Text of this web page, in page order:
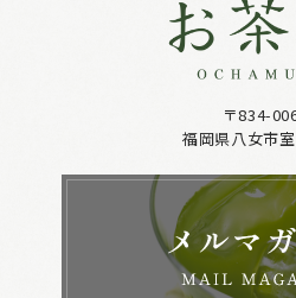
〒834-
福岡県八女市